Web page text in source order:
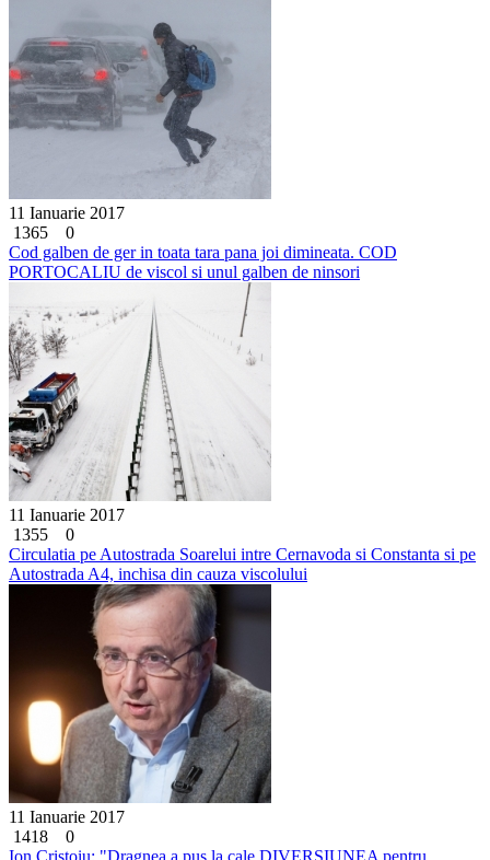
11 Ianuarie 2017
1365
0
Cod galben de ger in toata tara pana joi dimineata. COD
PORTOCALIU de viscol si unul galben de ninsori
11 Ianuarie 2017
1355
0
Circulatia pe Autostrada Soarelui intre Cernavoda si Constanta si pe
Autostrada A4, inchisa din cauza viscolului
11 Ianuarie 2017
1418
0
Ion Cristoiu: "Dragnea a pus la cale DIVERSIUNEA pentru